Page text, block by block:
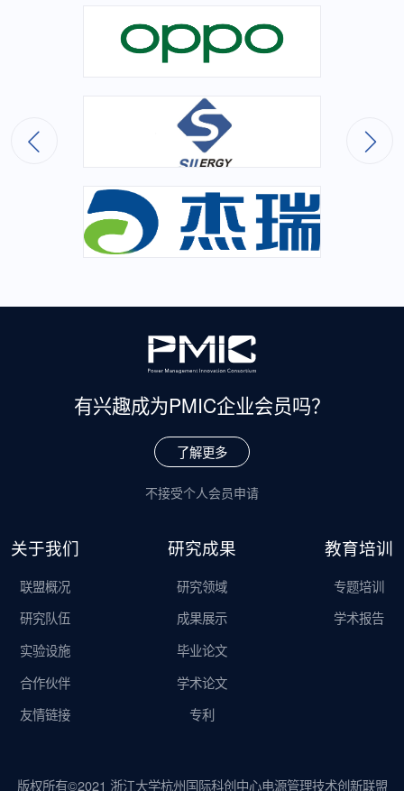
有兴趣成为PMIC企业会员吗？
了解更多
不接受个人会员申请
关于我们
联盟概况
研究队伍
实验设施
合作伙伴
友情链接
研究成果
研究领域
成果展示
毕业论文
学术论文
专利
教育培训
专题培训
学术报告
版权所有©2021 浙江大学杭州国际科创中心电源管理技术创新联盟